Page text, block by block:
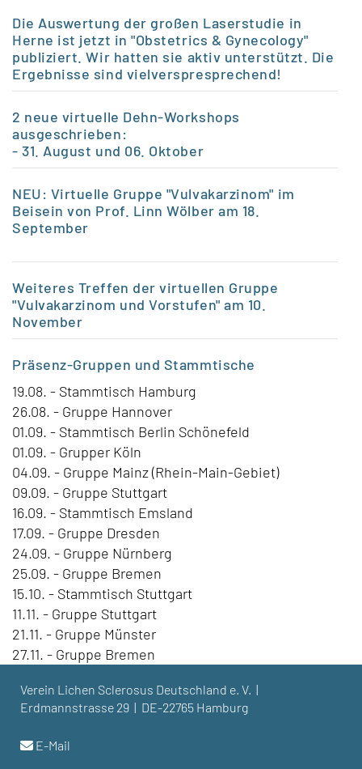
Die Auswertung der großen Laserstudie in
Herne ist jetzt in "Obstetrics & Gynecology"
publiziert. Wir hatten sie aktiv unterstützt. Die
Ergebnisse sind vielverspresprechend!
2 neue virtuelle Dehn-Workshops
ausgeschrieben:
- 31. August und 06. Oktober
NEU: Virtuelle Gruppe "Vulvakarzinom" im
Beisein von Prof. Linn Wölber am 18.
September
Weiteres Treffen der virtuellen Gruppe
"Vulvakarzinom und Vorstufen" am 10.
November
Präsenz-Gruppen und Stammtische
19.08. - Stammtisch Hamburg
26.08. - Gruppe Hannover
01.09. - Stammtisch Berlin Schönefeld
01.09. - Grupper Köln
04.09. - Gruppe Mainz (Rhein-Main-Gebiet)
09.09. - Gruppe Stuttgart
16.09. - Stammtisch Emsland
17.09. - Gruppe Dresden
24.09. - Gruppe Nürnberg
25.09. - Gruppe Bremen
15.10. - Stammtisch Stuttgart
11.11. - Gruppe Stuttgart
21.11. - Gruppe Münster
27.11. - Gruppe Bremen
Verein Lichen Sclerosus Deutschland e. V. |
Erdmannstrasse 29 | DE-22765 Hamburg
E-Mail